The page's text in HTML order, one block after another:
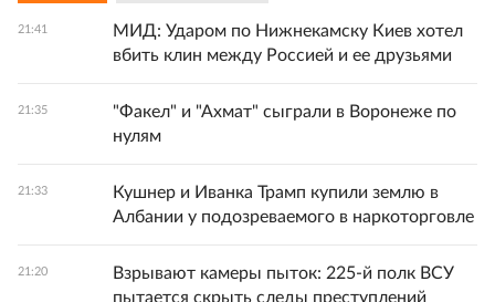
21:41
МИД: Ударом по Нижнекамску Киев хотел
вбить клин между Россией и ее друзьями
21:35
"Факел" и "Ахмат" сыграли в Воронеже по
нулям
21:33
Кушнер и Иванка Трамп купили землю в
Албании у подозреваемого в наркоторговле
21:20
Взрывают камеры пыток: 225-й полк ВСУ
пытается скрыть следы преступлений